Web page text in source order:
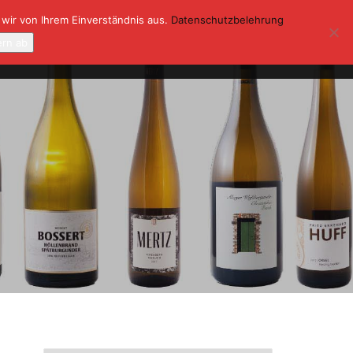
von Ihrem Einverständnis aus. Datenschutzbelehrung